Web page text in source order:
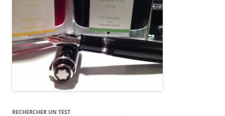
RECHERCHER UN TEST